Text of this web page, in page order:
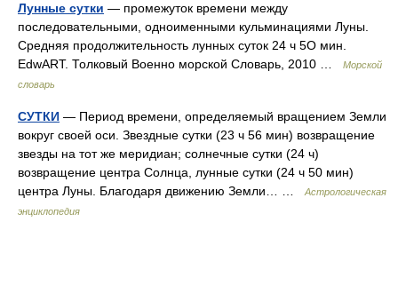
Лунные сутки — промежуток времени между
последовательными, одноименными кульминациями Луны.
Средняя продолжительность лунных суток 24 ч 5О мин.
EdwART. Толковый Военно морской Словарь, 2010 …
Морской
словарь
СУТКИ — Период времени, определяемый вращением Земли
вокруг своей оси. Звездные сутки (23 ч 56 мин) возвращение
звезды на тот же меридиан; солнечные сутки (24 ч)
возвращение центра Солнца, лунные сутки (24 ч 50 мин)
центра Луны. Благодаря движению Земли… …
Астрологическая
энциклопедия